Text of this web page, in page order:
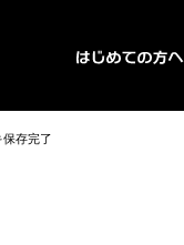
保存完了